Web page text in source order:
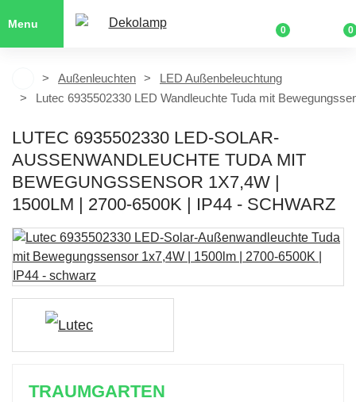
Menu
0 0
Außenleuchten
LED Außenbeleuchtung
Lutec 6935502330 LED Wandleuchte Tuda mit
LUTEC 6935502330 LED-SOLAR-
AUSSENWANDLEUCHTE TUDA MIT B
EWEGUNGSSENSOR 1X7,4W | 1
500LM | 2700-6500K | IP44 - SCHWARZ
TRAUMGARTEN